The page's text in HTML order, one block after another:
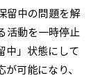
留中の問題を解
活動を一時停止
中」状態にして
可能になり、